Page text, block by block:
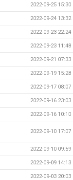
2022-09-25 15:30
2022-09-24 13:32
2022-09-23 22:24
2022-09-23 11:48
2022-09-21 07:33
2022-09-19 15:28
2022-09-17 08:07
2022-09-16 23:03
2022-09-16 10:10
2022-09-10 17:07
2022-09-10 09:59
2022-09-09 14:13
2022-09-03 20:03